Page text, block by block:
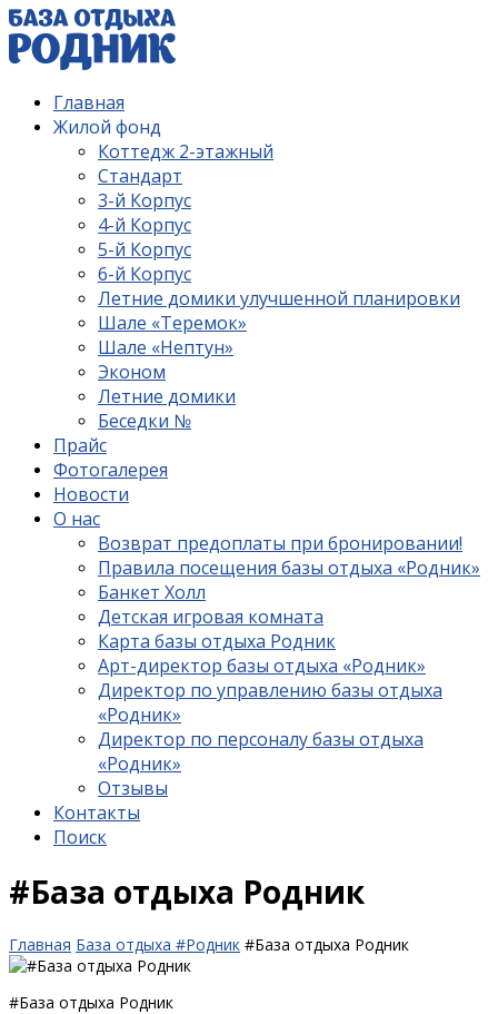
Главная
Жилой фонд
Коттедж 2-этажный
Стандарт
3-й Корпус
4-й Корпус
5-й Корпус
6-й Корпус
Летние домики улучшенной планировки
Шале «Теремок»
Шале «Нептун»
Эконом
Летние домики
Беседки №
Прайс
Фотогалерея
Новости
О нас
Возврат предоплаты при бронировании!
Правила посещения базы отдыха «Родник»
Банкет Холл
Детская игровая комната
Карта базы отдыха Родник
Арт-директор базы отдыха «Родник»
Директор по управлению базы отдыха
«Родник»
Директор по персоналу базы отдыха
«Родник»
Отзывы
Контакты
Поиск
#База отдыха Родник
Главная База отдыха #Родник #База отдыха Родник
#База отдыха Родник